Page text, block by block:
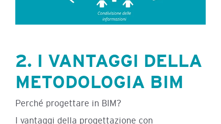
2. I VANTAGGI DELLA
METODOLOGIA BIM
Perché progettare in BIM?
I vantaggi della progettazione con